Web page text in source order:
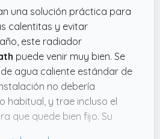
una solución práctica para
calentitas y evitar
este radiador
puede venir muy bien. Se
agua caliente estándar de
no debería
habitual, y trae incluso el
que quede bien fijo. Su